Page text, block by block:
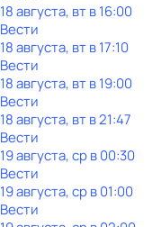
18 августа, вт в 16:00
Вести
18 августа, вт в 17:10
Вести
18 августа, вт в 19:00
Вести
18 августа, вт в 21:47
Вести
19 августа, ср в 00:30
Вести
19 августа, ср в 01:00
Вести